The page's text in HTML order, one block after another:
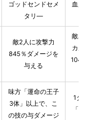
ゴッドセンドセメ
タリ―
血
敵2人に攻撃力
845％ダメージを
与える
敵単
カ
味方「運命の王子
3体」以上で、こ
の技の与ダメージ
1タ
「